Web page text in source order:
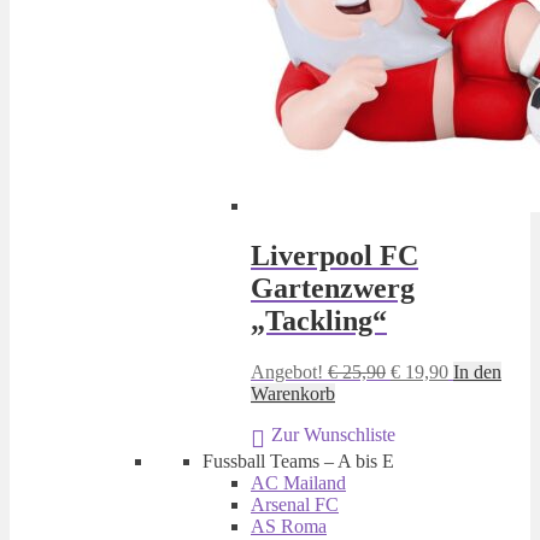
Liverpool FC
Gartenzwerg
„Tackling“
Angebot! €25,90 Ursprünglicher
€ 25,90
€ 19,90Aktueller
In den
Warenkorb
Zur Wunschliste
Fussball Teams – A bis E
AC Mailand
Arsenal FC
AS Roma